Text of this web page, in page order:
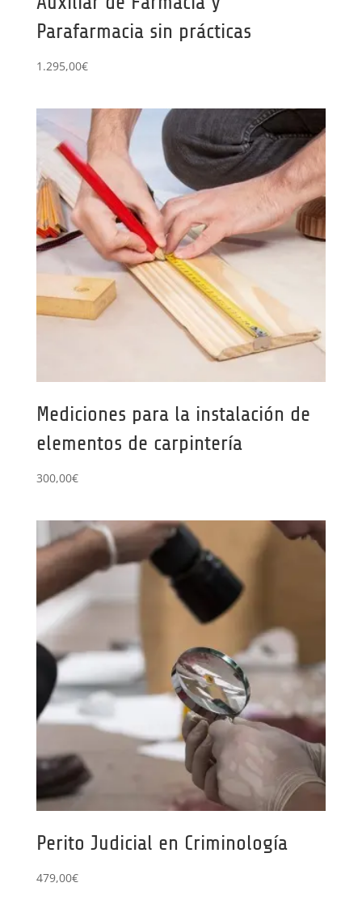
Parafarmacia sin prácticas
1.295,00€
Mediciones para la instalación de
elementos de carpintería
300,00€
Perito Judicial en Criminología
479,00€